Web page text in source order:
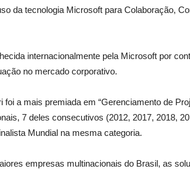
da tecnologia Microsoft para Colaboração,
internacionalmente pela Microsoft por
no mercado corporativo.
foi a mais premiada em “Gerenciamento de
7 deles consecutivos (2012, 2017, 2018,
Mundial na mesma categoria.
empresas multinacionais do Brasil, as